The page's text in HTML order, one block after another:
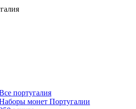
португалия
монет Португалии